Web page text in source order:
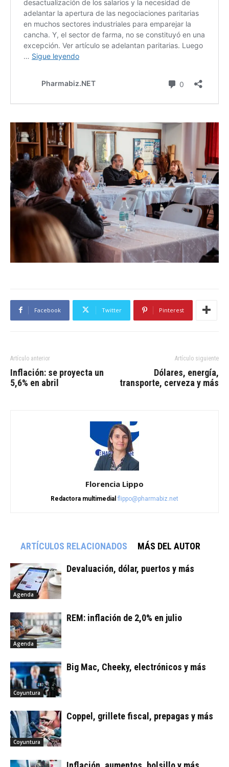
Facebook Twitter Pinterest
Artículo anterior
Inflación: se proyecta un
5,6% en abril
Artículo siguiente
Dólares, energía,
transporte, cerveza y más
Florencia Lippo
Redactora multimedial flippo@pharmabiz.net
ARTÍCULOS RELACIONADOS MÁS DEL AUTOR
Agenda
Devaluación, dólar, puertos y más
Agenda
REM: inflación de 2,0% en julio
Coyuntura
Big Mac, Cheeky, electrónicos y más
Coyuntura
Coppel, grillete fiscal, prepagas y más